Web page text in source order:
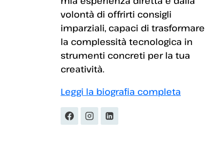
volontà di offrirti consigli
imparziali, capaci di trasformare
la complessità tecnologica in
strumenti concreti per la tua
creatività.
Leggi la biografia completa